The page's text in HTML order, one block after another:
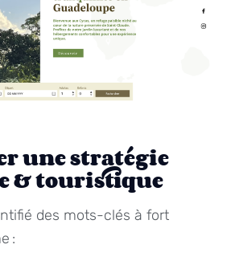
une stratégie
& touristique
des mots-clés à fort
: